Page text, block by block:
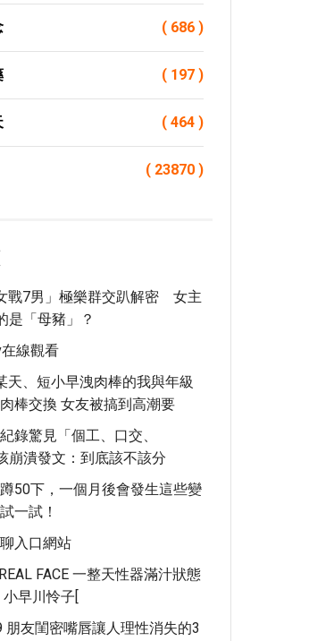
( 686 )
( 197 )
( 464 )
( 23870 )
戰7男」極樂群交趴解密 女主
是「母豬」？
線觀看
天、短小早洩肉棒的我與年級
棒交換 女友被搞到高潮要
錄驚見「個工、口交、
潰發文：到底該不該分
50下，一個月後會發生這些變
一試！
入口網站
FACE 一整天性器滿汁狀態
早川怜子[
朋友閨密嘴唇讓人理性消失的3